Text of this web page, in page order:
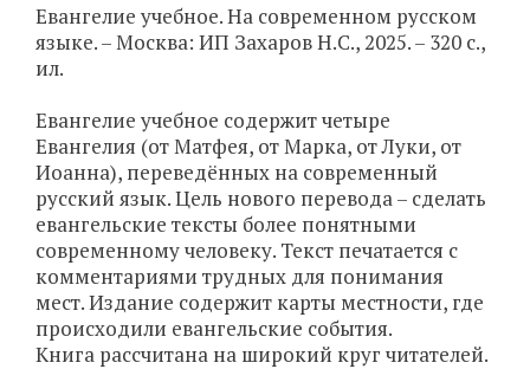
Евангелие учебное. На современном русском
языке. – Москва: ИП Захаров Н.С., 2025. – 320 с.,
ил.
Евангелие учебное содержит четыре
Евангелия (от Матфея, от Марка, от Луки, от
Иоанна), переведённых на современный
русский язык. Цель нового перевода – сделать
евангельские тексты более понятными
современному человеку. Текст печатается с
комментариями трудных для понимания
мест. Издание содержит карты местности, где
происходили евангельские события.
Книга рассчитана на широкий круг читателей.